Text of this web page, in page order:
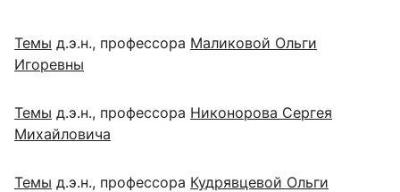
Темы д.э.н., профессора Маликовой Ольги
Игоревны
Темы д.э.н., профессора Никонорова Сергея
Михайловича
Темы д.э.н., профессора Кудрявцевой Ольги